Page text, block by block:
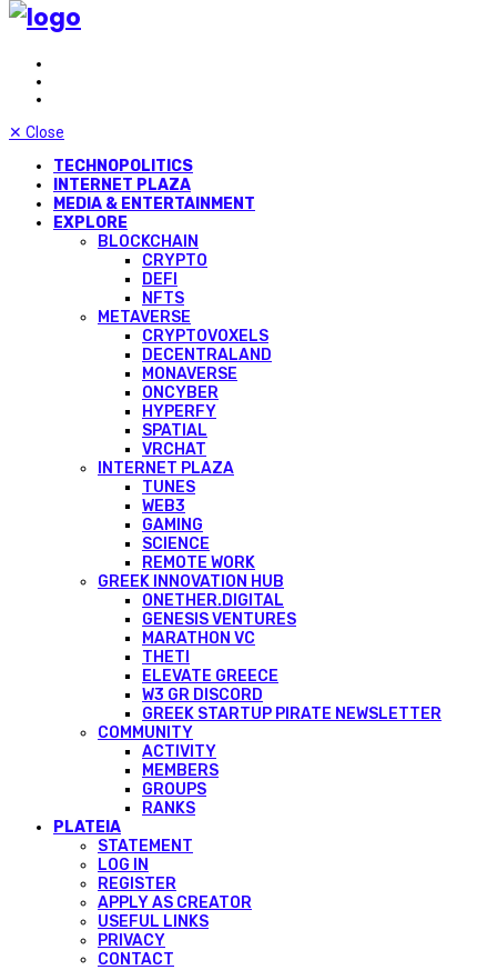
✕ Close
TECHNOPOLITICS
INTERNET PLAZA
MEDIA & ENTERTAINMENT
EXPLORE
BLOCKCHAIN
CRYPTO
DEFI
NFTS
METAVERSE
CRYPTOVOXELS
DECENTRALAND
MONAVERSE
ONCYBER
HYPERFY
SPATIAL
VRCHAT
INTERNET PLAZA
TUNES
WEB3
GAMING
SCIENCE
REMOTE WORK
GREEK INNOVATION HUB
ONETHER.DIGITAL
GENESIS VENTURES
MARATHON VC
THETI
ELEVATE GREECE
W3 GR DISCORD
GREEK STARTUP PIRATE NEWSLETTER
COMMUNITY
ACTIVITY
MEMBERS
GROUPS
RANKS
PLATEIA
STATEMENT
LOG IN
REGISTER
APPLY AS CREATOR
USEFUL LINKS
PRIVACY
CONTACT